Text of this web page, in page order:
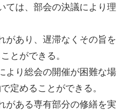
は、部会の決議により理
あり、遅滞なくその旨を
とができる。
り総会の開催が困難な場
定めることができる。
ある専有部分の修繕を実